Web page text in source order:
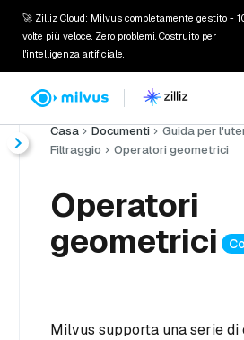
🚀 Zilliz Cloud: Milvus completamente gestito -
volte più veloce. Zero problemi. Costruito per
l'intelligenza artificiale.
Casa Documenti Guida per
Filtraggio
Operatori geometrici
Operatori
geometrici
Milvus supporta una serie